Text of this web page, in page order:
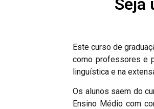
Este curso de
como professores e
linguística e na
Os alunos saem do
Ensino Médio com